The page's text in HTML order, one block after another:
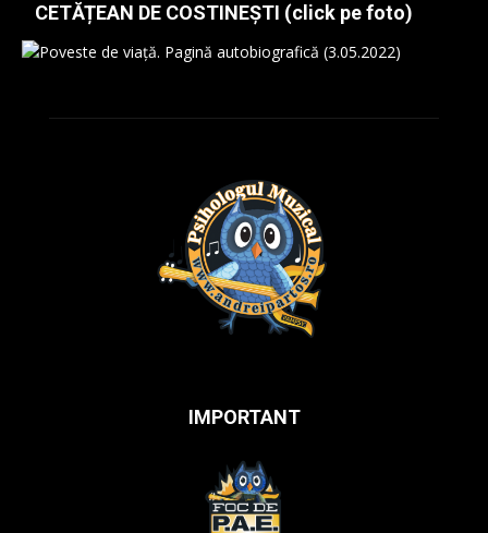
CETĂȚEAN DE COSTINEȘTI (click pe foto)
IMPORTANT